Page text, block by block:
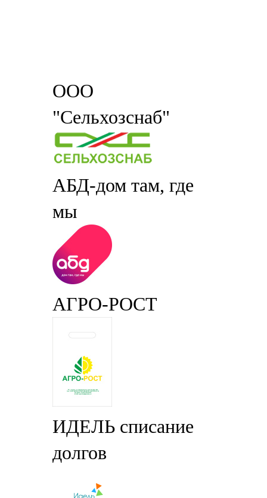
ООО
"Сельхозснаб"
АБД-дом там, где
мы
АГРО-РОСТ
ИДЕЛЬ списание
долгов